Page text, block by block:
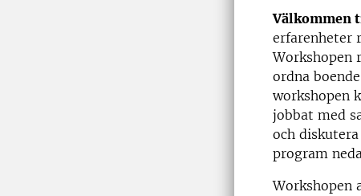
Välkommen
erfarenheter
Workshopen
ordna
workshopen
jobbat med
och
program
Workshopen